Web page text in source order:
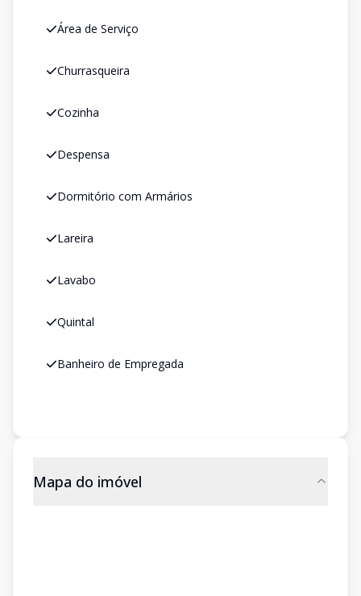
Área de Serviço
Churrasqueira
Cozinha
Despensa
Dormitório com Armários
Lareira
Lavabo
Quintal
Banheiro de Empregada
Mapa do imóvel